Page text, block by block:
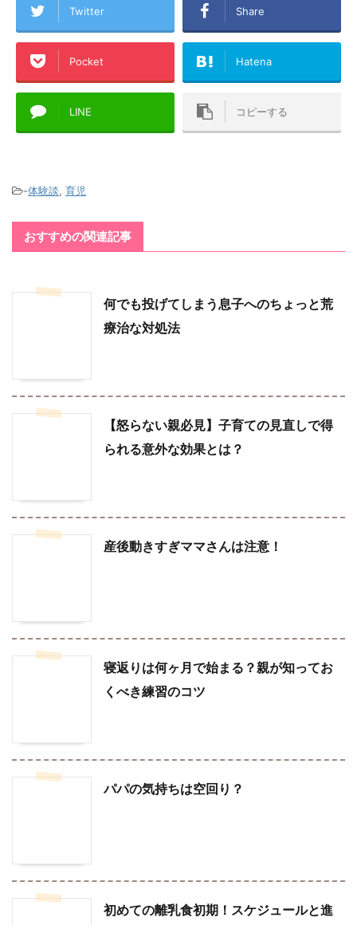
Twitter Share
Pocket Hatena
LINE コピーする
-体験談, 育児
おすすめの関連記事
何でも投げてしまう息子へのちょっと荒
療治な対処法
【怒らない親必見】子育ての見直しで得
られる意外な効果とは？
産後動きすぎママさんは注意！
寝返りは何ヶ月で始まる？親が知ってお
くべき練習のコツ
パパの気持ちは空回り？
初めての離乳食初期！スケジュールと進